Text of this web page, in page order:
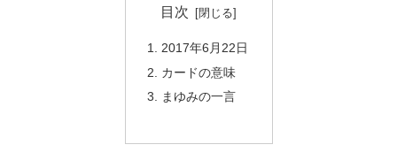
目次
2017年6月22日
カードの意味
まゆみの一言